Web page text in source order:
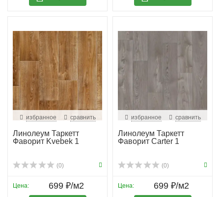
избранное сравнить
Линолеум Таркетт
Фаворит Kvebek 1
(0)
Цена: 699 ₽/м2
избранное сравнить
Линолеум Таркетт
Фаворит Carter 1
(0)
Цена: 699 ₽/м2